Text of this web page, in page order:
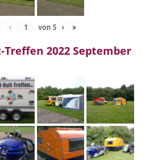
‹ von 5 › »
Treffen 2022 September